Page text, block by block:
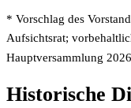
* Vorschlag des
Aufsichtsrat;
Hauptversammlung
Historische